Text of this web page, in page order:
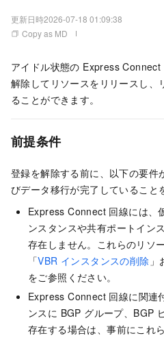
更新日時2026-07-18 01:09:38
Copy as MD
アイドル状態の Express
解除してリソースをリリースし、
ることができます。
前提条件
登録を解除する前に、以下の要件
びデータ移行が完了していること
Express Connect 回線には、
ンスタンスや共有ポートイン
存在しません。これらのリソ
「VBR インスタンスの削除
をご参照ください。
Express Connect 回線に関連
ンスに BGP グループ、BGP
存在する場合は、事前にこれ